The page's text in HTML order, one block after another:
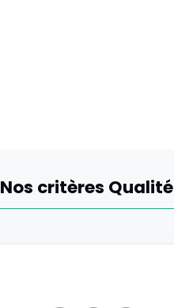
Nos critères Qualité